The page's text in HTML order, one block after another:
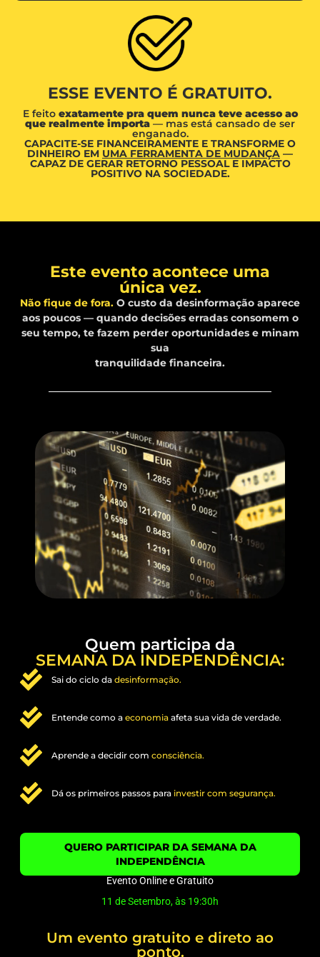
ESSE EVENTO É GRATUITO.
E feito exatamente pra quem nunca teve acesso ao
que realmente importa— mas está cansado de ser
enganado.
CAPACITE-SE FINANCEIRAMENTE E TRANSFORME O
DINHEIRO EM UMA FERRAMENTA DE MUDANÇA —
CAPAZ DE GERAR RETORNO PESSOAL E IMPACTO
POSITIVO NA SOCIEDADE.
Este evento acontece uma
única vez.
Não fique de fora. O custo da desinformação aparece
aos poucos — quando decisões erradas consomem o
seu tempo, te fazem perder oportunidades e minam
sua
tranquilidade financeira.
Quem participa da
SEMANA DA INDEPENDÊNCIA:
Sai do ciclo da desinformação.
Entende como aeconomiaafeta sua vida de verdade.
Aprende a decidir com consciência.
Dá os primeiros passos para investir com segurança.
QUERO PARTICIPAR DA SEMANA DA
INDEPENDÊNCIA
Evento Online e Gratuito
11 de Setembro, às 19:30h
Um evento gratuito e direto ao
ponto.